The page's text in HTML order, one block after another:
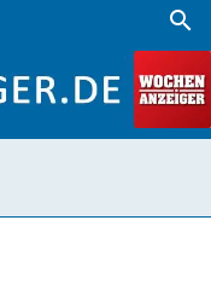
search